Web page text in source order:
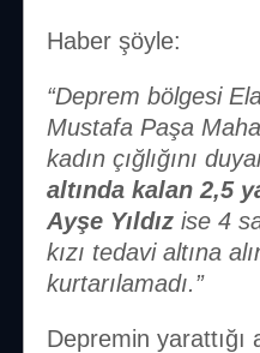
Haber şöyle:
“Deprem bölgesi
Mustafa Paşa
kadın çığlığını
altında kalan 2,5
Ayşe Yıldız ise 4
kızı tedavi altına
kurtarılamadı.”
Depremin